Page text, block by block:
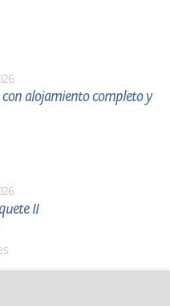
con alojamiento completo y
II